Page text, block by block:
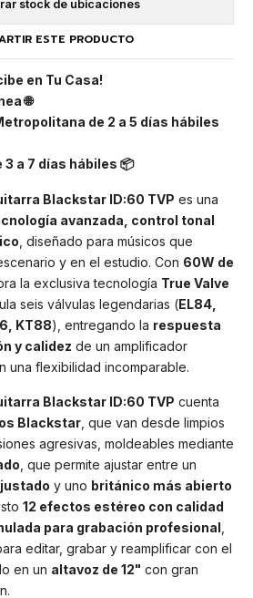
stock de ubicaciones
ESTE PRODUCTO
en Tu Casa!
🌐
de 2 a 5 días hábiles
3 a 7 días hábiles 📦
Blackstar ID:60 TVP es una
avanzada, control tonal
, diseñado para músicos que
y en el estudio. Con 60W de
la exclusiva tecnología True Valve
seis válvulas legendarias (EL84,
KT88), entregando la respuesta
y calidez de un amplificador
una flexibilidad incomparable.
Blackstar ID:60 TVP cuenta
Blackstar, que van desde limpios
agresivas, moldeables mediante
, que permite ajustar entre un
y uno británico más abierto
12 efectos estéreo con calidad
para grabación profesional,
editar, grabar y reamplificar con el
en un altavoz de 12" con gran